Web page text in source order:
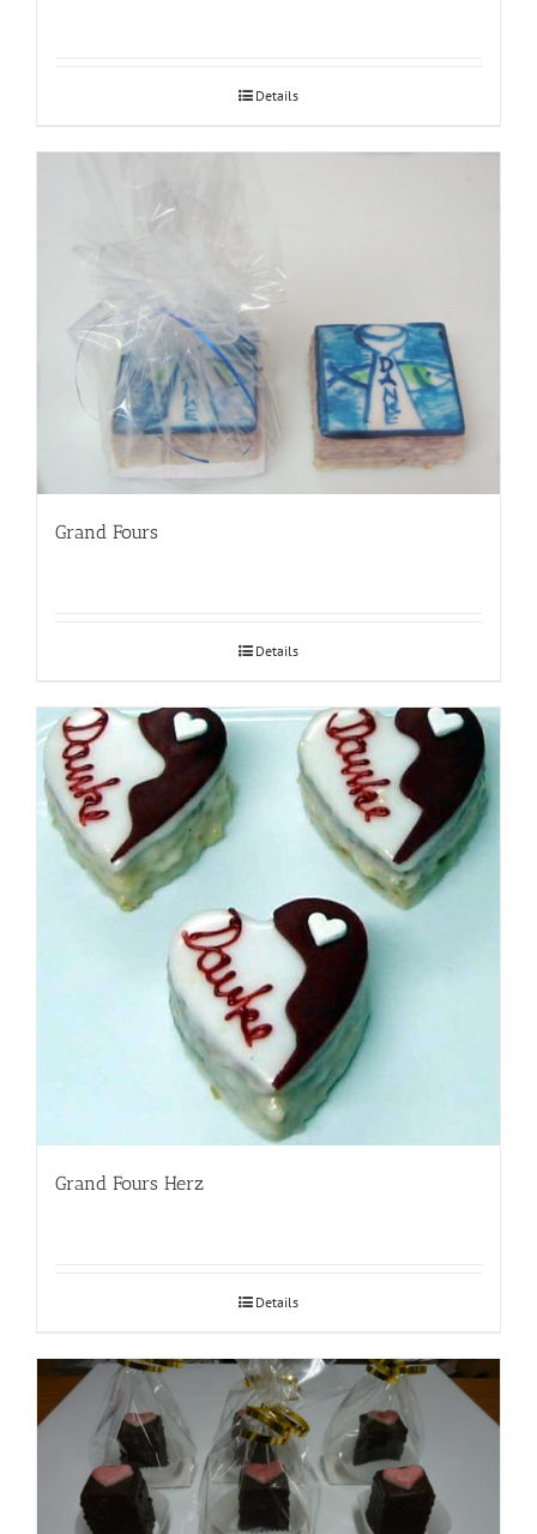
Details
Grand Fours
Details
Grand Fours Herz
Details